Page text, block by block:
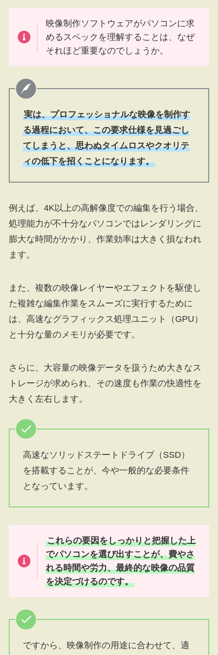
映像制作ソフトウェアがパソコンに求
めるスペックを理解することは、なぜ
それほど重要なのでしょうか。
実は、プロフェッショナルな映像を制作す
る過程において、この要求仕様を見過ごし
てしまうと、思わぬタイムロスやクオリテ
ィの低下を招くことになります。
例えば、4K以上の高解像度での編集を行う場合、
処理能力が不十分なパソコンではレンダリングに
膨大な時間がかかり、作業効率は大きく損なわれ
ます。
また、複数の映像レイヤーやエフェクトを駆使し
た複雑な編集作業をスムーズに実行するために
は、高速なグラフィックス処理ユニット（GPU）
と十分な量のメモリが必要です。
さらに、大容量の映像データを扱うため大きなス
トレージが求められ、その速度も作業の快適性を
大きく左右します。
高速なソリッドステートドライブ（SSD）
を搭載することが、今や一般的な必要条件
となっています。
これらの要因をしっかりと把握した上
でパソコンを選び出すことが、費やさ
れる時間や労力、最終的な映像の品質
を決定づけるのです。
ですから、映像制作の用途に合わせて、適